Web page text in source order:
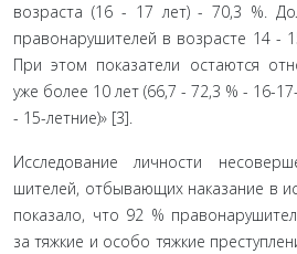
возраста (16 - 17 лет) - 70,3 %.
правонарушителей в возрасте 14 -
При этом показатели остаются
уже более 10 лет (66,7 - 72,3 % - 16-
- 15-летние)» [3].
Исследование личности
шителей, отбывающих наказание в
показало, что 92 %
за тяжкие и особо тяжкие